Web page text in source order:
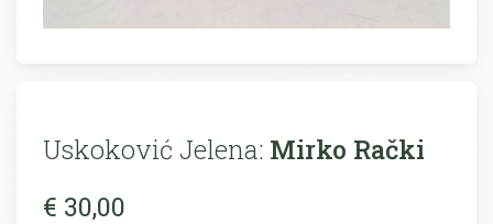
Uskoković Jelena: Mirko Rački
€ 30,00